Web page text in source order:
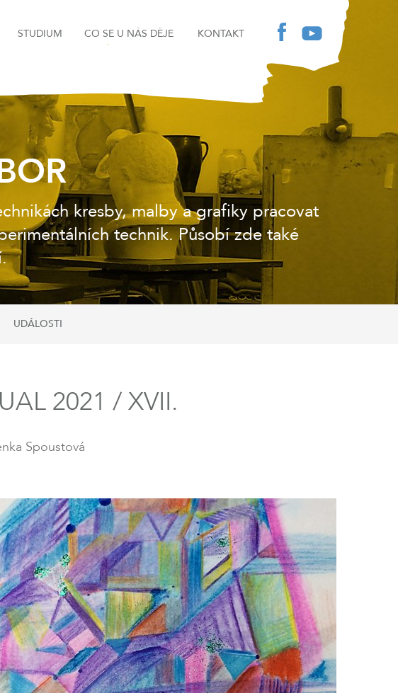
STUDIUM CO SE U NÁS DĚJE KONTAKT
kresby, malby a grafiky pracovat
technik. Působí zde také
UDÁLOSTI
2021 / XVII.
Spoustová